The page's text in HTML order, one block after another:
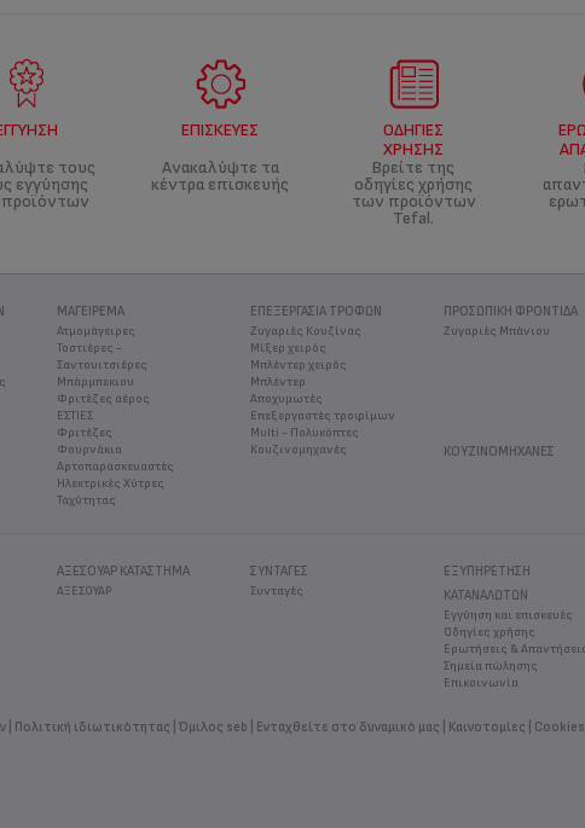
τους
εγγύησης
ΕΠΙΣΚΕΥΈΣ
Ανακαλύψτε τα
κέντρα επισκευής
ΟΔΗΓΊΕΣ
ΧΡΉΣΗΣ
Βρείτε της
οδηγίες χρήσης
των προϊόντων
Tefal.
ΜΑΓΕΊΡΕΜΑ
Ατμομάγειρες
Τοστιέρες -
Σαντουιτσιέρες
Μπάρμπεκιου
Φριτέζες αέρος
ΕΣΤΙΕΣ
Φριτέζες
Φουρνάκια
Αρτοπαρασκευαστές
Ηλεκτρικές Χύτρες
Ταχύτητας
ΕΠΕΞΕΡΓΑΣΙΑ ΤΡΟΦΩΝ
Ζυγαριές Κουζίνας
Μίξερ χειρός
Μπλέντερ χειρός
Μπλέντερ
Αποχυμωτές
Επεξεργαστές τροφίμων
Multi - Πολυκόπτες
Κουζινομηχανές
ΠΡΟΣΩΠΙΚΉ ΦΡΟΝΤΊΔΑ
Ζυγαριές Μπάνιου
ΚΟΥΖΙΝΟΜΗΧΑΝΈΣ
ΑΞΕΣΟΥΑΡ ΚΑΤΆΣΤΗΜΑ
ΑΞΕΣΟΥΑΡ
ΣΥΝΤΑΓΈΣ
Συνταγές
ΕΞΥΠΗΡΕΤΗΣΗ
ΚΑΤΑΝΑΛΩΤΩΝ
Εγγύηση και επισκευές
Οδηγίες χρήσης
Ερωτήσεις &
Σημεία πώλησης
Επικοινωνία
Πολιτική ιδιωτικότητας Όμιλος seb Ενταχθείτε στο δυναμικό μας Καινοτομίες Cookies